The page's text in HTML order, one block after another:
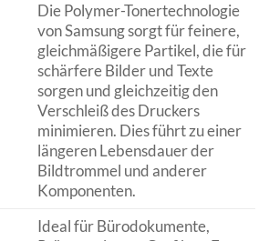
Die Polymer-Tonertechnologie
von Samsung sorgt für feinere,
gleichmäßigere Partikel, die für
schärfere Bilder und Texte
sorgen und gleichzeitig den
Verschleiß des Druckers
minimieren. Dies führt zu einer
längeren Lebensdauer der
Bildtrommel und anderer
Komponenten.
Ideal für Bürodokumente,